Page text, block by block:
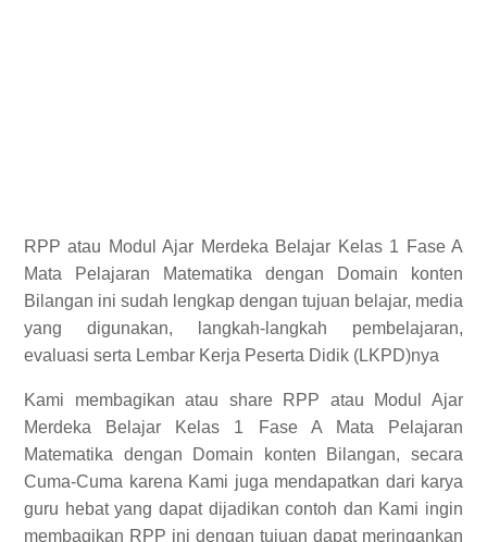
RPP atau Modul Ajar Merdeka Belajar Kelas 1 Fase A
Mata Pelajaran Matematika dengan Domain konten
Bilangan ini sudah lengkap dengan tujuan belajar, media
yang digunakan, langkah-langkah pembelajaran,
evaluasi serta Lembar Kerja Peserta Didik (LKPD)nya
Kami membagikan atau share RPP atau Modul Ajar
Merdeka Belajar Kelas 1 Fase A Mata Pelajaran
Matematika dengan Domain konten Bilangan, secara
Cuma-Cuma karena Kami juga mendapatkan dari karya
guru hebat yang dapat dijadikan contoh dan Kami ingin
membagikan RPP ini dengan tujuan dapat meringankan